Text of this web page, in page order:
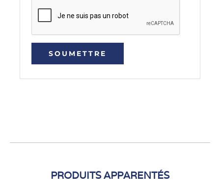
PRODUITS APPARENTÉS